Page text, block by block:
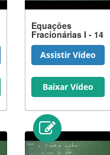
Equações
Fracionárias I - 14
Assistir Vídeo
Baixar Vídeo